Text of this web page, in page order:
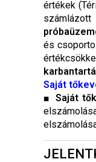
értékek
számlázott
és
Saját
■ Saját